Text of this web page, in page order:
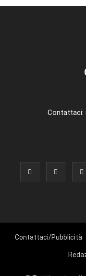
Contattaci:
Contattaci/Pubblicità